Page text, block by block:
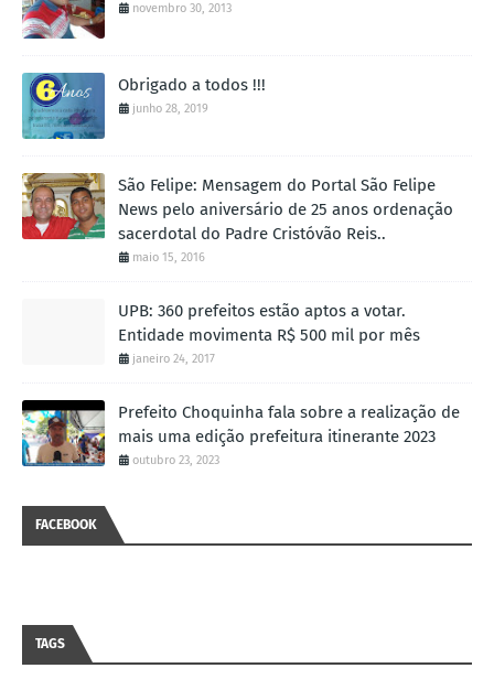
novembro 30, 2013
Obrigado a todos !!!
junho 28, 2019
São Felipe: Mensagem do Portal São Felipe
News pelo aniversário de 25 anos ordenação
sacerdotal do Padre Cristóvão Reis..
maio 15, 2016
UPB: 360 prefeitos estão aptos a votar.
Entidade movimenta R$ 500 mil por mês
janeiro 24, 2017
Prefeito Choquinha fala sobre a realização de
mais uma edição prefeitura itinerante 2023
outubro 23, 2023
FACEBOOK
TAGS